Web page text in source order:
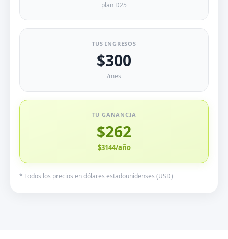
plan D25
TUS INGRESOS
$300
/mes
TU GANANCIA
$262
$3144/año
* Todos los precios en dólares estadounidenses (USD)